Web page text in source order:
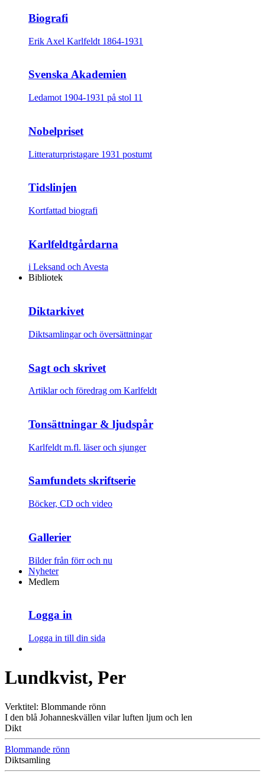
Biografi
Erik Axel Karlfeldt 1864-1931
Svenska Akademien
Ledamot 1904-1931 på stol 11
Nobelpriset
Litteraturpristagare 1931 postumt
Tidslinjen
Kortfattad biografi
Karlfeldtgårdarna
i Leksand och Avesta
Bibliotek
Diktarkivet
Diktsamlingar och översättningar
Sagt och skrivet
Artiklar och föredrag om Karlfeldt
Tonsättningar & ljudspår
Karlfeldt m.fl. läser och sjunger
Samfundets skriftserie
Böcker, CD och video
Gallerier
Bilder från förr och nu
Nyheter
Medlem
Logga in
Logga in till din sida
Lundkvist, Per
Verktitel: Blommande rönn
I den blå Johanneskvällen vilar luften ljum och len
Dikt
Blommande rönn
Diktsamling